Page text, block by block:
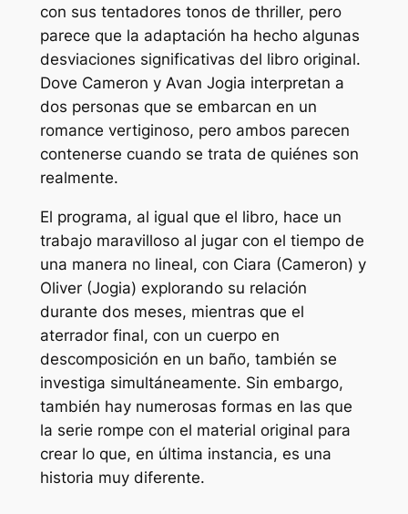
con sus tentadores tonos de thriller, pero
parece que la adaptación ha hecho algunas
desviaciones significativas del libro original.
Dove Cameron y Avan Jogia interpretan a
dos personas que se embarcan en un
romance vertiginoso, pero ambos parecen
contenerse cuando se trata de quiénes son
realmente.
El programa, al igual que el libro, hace un
trabajo maravilloso al jugar con el tiempo de
una manera no lineal, con Ciara (Cameron) y
Oliver (Jogia) explorando su relación
durante dos meses, mientras que el
aterrador final, con un cuerpo en
descomposición en un baño, también se
investiga simultáneamente. Sin embargo,
también hay numerosas formas en las que
la serie rompe con el material original para
crear lo que, en última instancia, es una
historia muy diferente.